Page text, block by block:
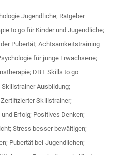
Jugendliche; Ratgeber
to go für Kinder und Jugendliche;
Pubertät; Achtsamkeitstraining
für junge Erwachsene;
DBT Skills to go
Ausbildung;
Skillstrainer;
Erfolg; Positives Denken;
Stress besser bewältigen;
Pubertät bei Jugendlichen;